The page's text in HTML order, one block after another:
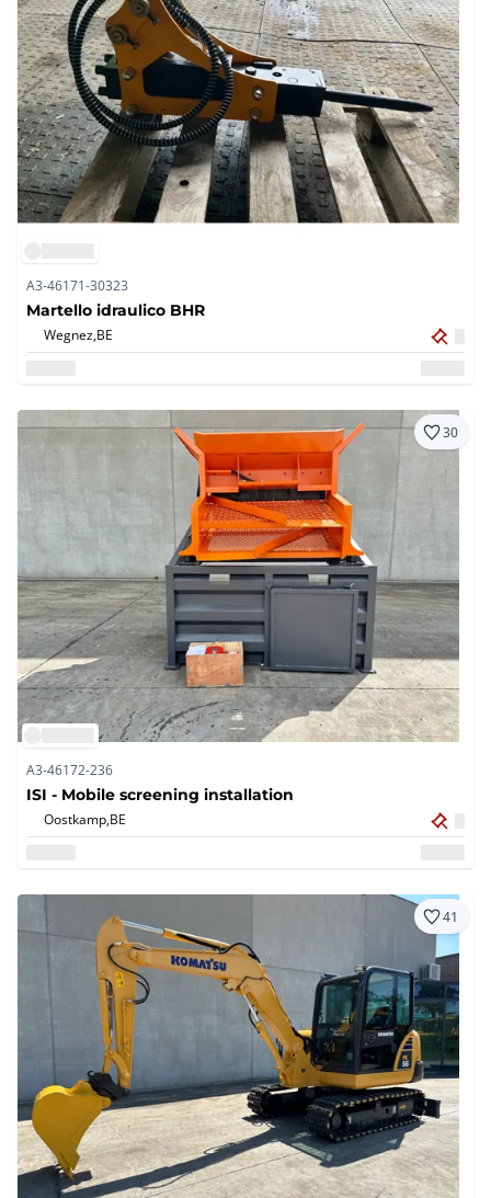
A3-46171-30323
Martello idraulico BHR
Wegnez,BE
30
A3-46172-236
ISI - Mobile screening installation
Oostkamp,BE
41